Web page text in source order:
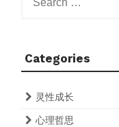
for:
Categories
灵性成长
心理哲思